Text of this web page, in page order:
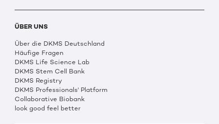
ÜBER UNS
Über die DKMS Deutschland
Häufige Fragen
DKMS Life Science Lab
DKMS Stem Cell Bank
DKMS Registry
DKMS Professionals' Platform
Collaborative Biobank
look good feel better